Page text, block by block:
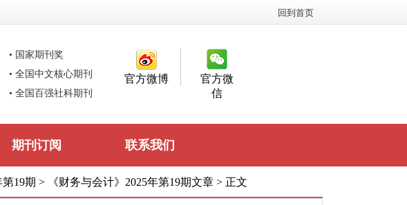
回到首页
• 国家期刊奖
• 全国中文核心期刊
• 全国百强社科期刊
官方微博
官方微
信
期刊订阅 联系我们
第19期 > 《财务与会计》2025年第19期文章 > 正文